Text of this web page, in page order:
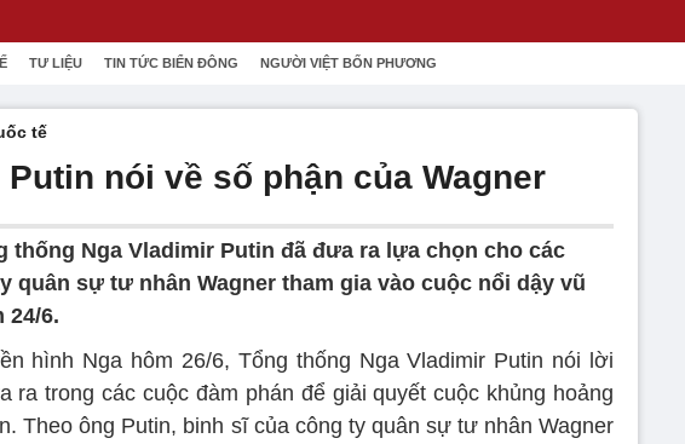
TƯ LIỆU TIN TỨC BIỂN ĐÔNG NGƯỜI VIỆT BỐN PHƯƠNG
tế
nói về số phận của Wagner
thống Nga Vladimir Putin đã đưa ra lựa chọn cho các
quân sự tư nhân Wagner tham gia vào cuộc nổi dậy vũ
24/6.
hình Nga hôm 26/6, Tổng thống Nga Vladimir Putin nói lời
ra trong các cuộc đàm phán để giải quyết cuộc khủng hoảng
Theo ông Putin, binh sĩ của công ty quân sự tư nhân Wagner